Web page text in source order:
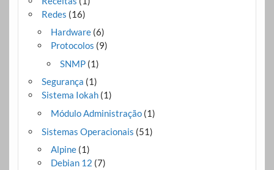
Redes (16)
Hardware(6)
Protocolos (9)
SNMP (1)
Segurança (1)
Sistema Iokah(1)
Módulo Administração(1)
Sistemas Operacionais (51)
Alpine(1)
Debian 12 (7)